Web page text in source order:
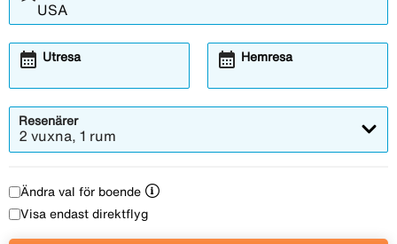
Utresa
calendar_month Hemresa
calendar_month
Resenärer
2 vuxna, 1 rum
Ändra val för boende
Visa endast direktflyg